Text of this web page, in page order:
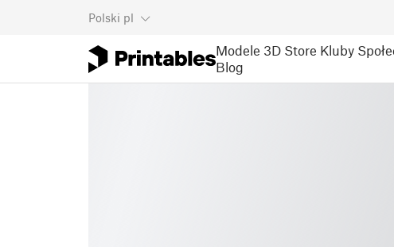
Polski pl
Modele 3D Store Kluby
Blog